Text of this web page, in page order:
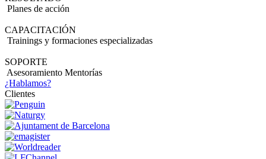
Planes de acción
CAPACITACIÓN
Trainings y formaciones especializadas
SOPORTE
Asesoramiento Mentorías
¿Hablamos?
Clientes